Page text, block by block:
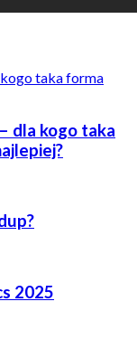
dla kogo taka
2025